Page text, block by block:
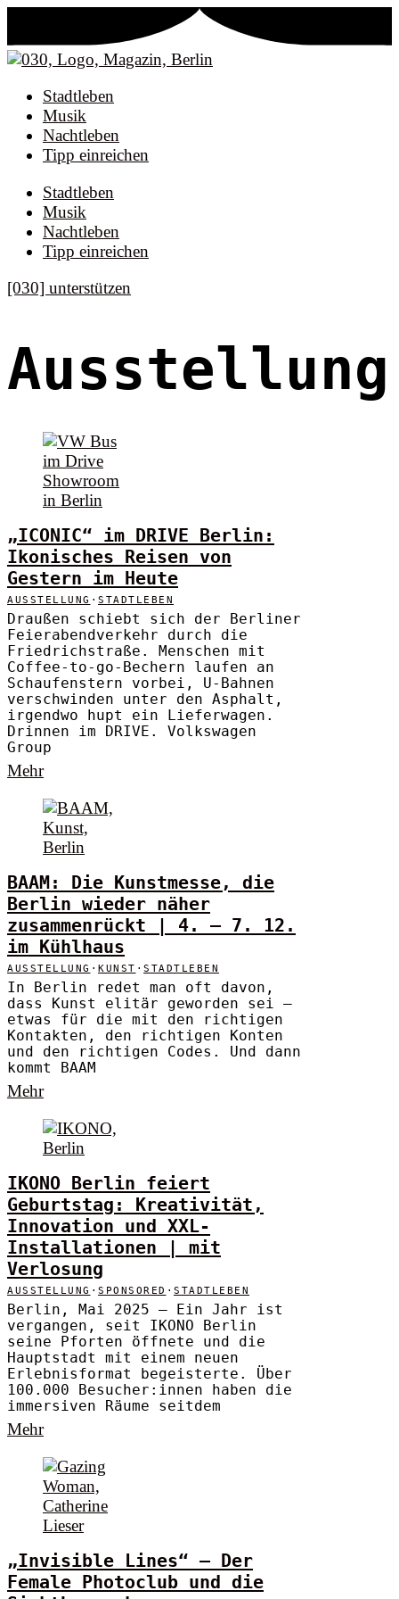
Stadtleben
Musik
Nachtleben
Tipp einreichen
Stadtleben
Musik
Nachtleben
Tipp einreichen
[030] unterstützen
Ausstellung
„ICONIC“ im DRIVE Berlin:
Ikonisches Reisen von
Gestern im Heute
AUSSTELLUNG · STADTLEBEN
Draußen schiebt sich der Berliner
Feierabendverkehr durch die
Friedrichstraße. Menschen mit
Coffee-to-go-Bechern laufen an
Schaufenstern vorbei, U-Bahnen
verschwinden unter den Asphalt,
irgendwo hupt ein Lieferwagen.
Drinnen im DRIVE. Volkswagen
Group
Mehr
BAAM: Die Kunstmesse, die
Berlin wieder näher
zusammenrückt | 4. – 7. 12.
im Kühlhaus
AUSSTELLUNG · KUNST · STADTLEBEN
In Berlin redet man oft davon,
dass Kunst elitär geworden sei –
etwas für die mit den richtigen
Kontakten, den richtigen Konten
und den richtigen Codes. Und dann
kommt BAAM
Mehr
IKONO Berlin feiert
Geburtstag: Kreativität,
Innovation und XXL-
Installationen | mit
Verlosung
AUSSTELLUNG · SPONSORED · STADTLEBEN
Berlin, Mai 2025 – Ein Jahr ist
vergangen, seit IKONO Berlin
seine Pforten öffnete und die
Hauptstadt mit einem neuen
Erlebnisformat begeisterte. Über
100.000 Besucher:innen haben die
immersiven Räume seitdem
Mehr
„Invisible Lines“ – Der
Female Photoclub und die